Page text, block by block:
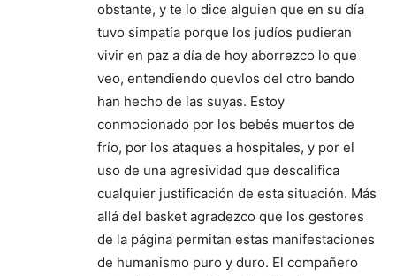
obstante, y te lo dice alguien que en su día
tuvo simpatía porque los judíos pudieran
vivir en paz a día de hoy aborrezco lo que
veo, entendiendo quevlos del otro bando
han hecho de las suyas. Estoy
conmocionado por los bebés muertos de
frío, por los ataques a hospitales, y por el
uso de una agresividad que descalifica
cualquier justificación de esta situación. Más
allá del basket agradezco que los gestores
de la página permitan estas manifestaciones
de humanismo puro y duro. El compañero